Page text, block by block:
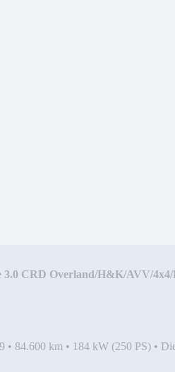
3.0 CRD Overland/H&K/AVV/
• 84.600 km • 184 kW (250 PS) •